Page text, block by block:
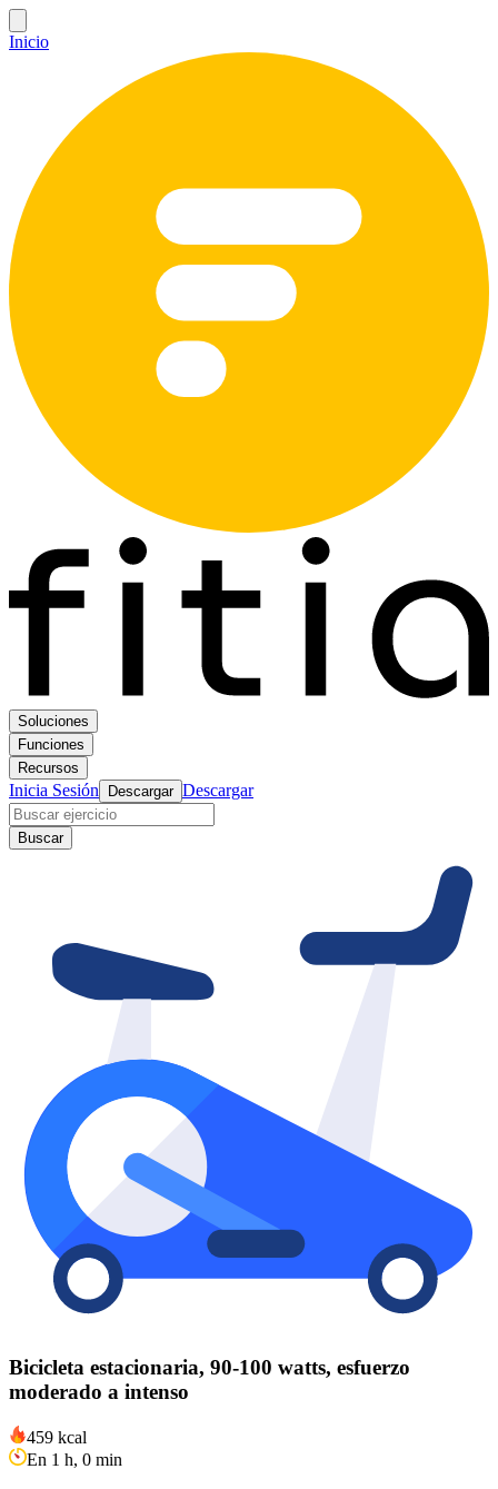
Inicio
Soluciones
Funciones
Recursos
Inicia Sesión Descargar Descargar
Buscar
Bicicleta estacionaria, 90-100 watts, esfuerzo
moderado a intenso
459 kcal
En 1 h, 0 min